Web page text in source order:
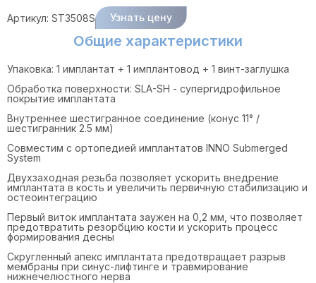
Артикул: ST3508S Узнать цену
Общие характеристики
Упаковка: 1 имплантат + 1 имплантовод + 1 винт-заглушка
Обработка поверхности: SLA-SH - супергидрофильное
покрытие имплантата
Внутреннее шестигранное соединение (конус 11° /
шестигранник 2.5 мм)
Совместим с ортопедией имплантатов INNO Submerged
System
Двухзаходная резьба позволяет ускорить внедрение
имплантата в кость и увеличить первичную стабилизацию и
остеоинтеграцию
Первый виток имплантата заужен на 0,2 мм, что позволяет
предотвратить резорбцию кости и ускорить процесс
формирования десны
Скругленный апекс имплантата предотвращает разрыв
мембраны при синус-лифтинге и травмирование
нижнечелюстного нерва